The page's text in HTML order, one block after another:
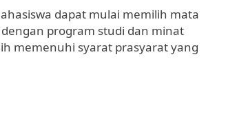
dapat mulai memilih mata
program studi dan minat
memenuhi syarat prasyarat yang